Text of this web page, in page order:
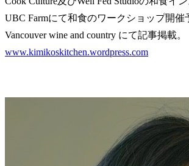
UBC Farmにて和食のワークショップ開催
Vancouver wine and country にて記事掲載。
www.kimikoskitchen.wordpress.com